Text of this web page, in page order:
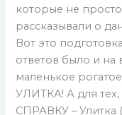
которые не
рассказывали о
Вот это
ответов было и на
маленькое
УЛИТКА! А для
СПРАВКУ –